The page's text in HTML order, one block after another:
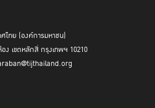
ไทย (องค์การมหาชน)
ง เขตหลักสี่ กรุงเทพฯ 10210